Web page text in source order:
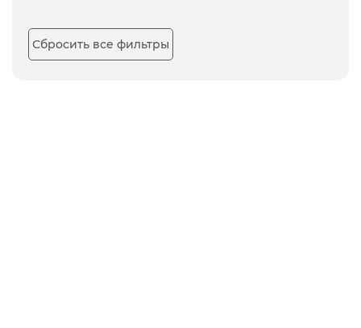
Сбросить все фильтры